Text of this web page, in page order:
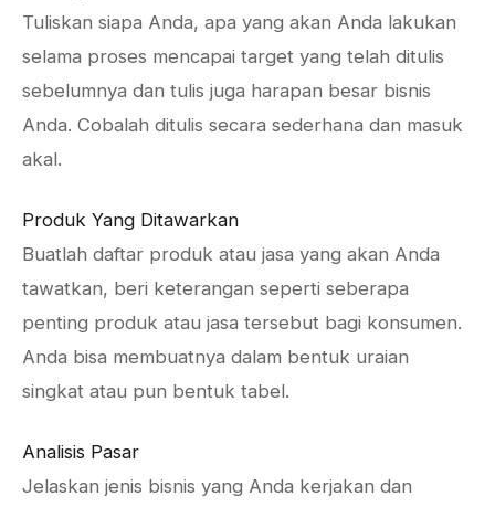
Tuliskan siapa Anda, apa yang akan Anda lakukan
selama proses mencapai target yang telah ditulis
sebelumnya dan tulis juga harapan besar bisnis
Anda. Cobalah ditulis secara sederhana dan masuk
akal.
Produk Yang Ditawarkan
Buatlah daftar produk atau jasa yang akan Anda
tawatkan, beri keterangan seperti seberapa
penting produk atau jasa tersebut bagi konsumen.
Anda bisa membuatnya dalam bentuk uraian
singkat atau pun bentuk tabel.
Analisis Pasar
Jelaskan jenis bisnis yang Anda kerjakan dan